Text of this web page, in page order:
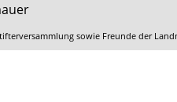
sowie Freunde der